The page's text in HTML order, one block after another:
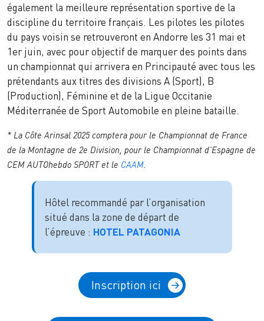
également la meilleure représentation sportive de la
discipline du territoire français. Les pilotes les pilotes
du pays voisin se retrouveront en Andorre les 31 mai et
1er juin, avec pour objectif de marquer des points dans
un championnat qui arrivera en Principauté avec tous les
prétendants aux titres des divisions A (Sport), B
(Production), Féminine et de la Ligue Occitanie
Méditerranée de Sport Automobile en pleine bataille.
* La Côte Arinsal 2025 comptera pour le Championnat de France
de la Montagne de 2e Division, pour le Championnat d’Espagne de
CEM AUTOhebdo SPORT et le CAAM
Hôtel recommandé par l’organisation
situé dans la zone de départ de
l’épreuve : HOTEL PATAGONIA
Inscription ici